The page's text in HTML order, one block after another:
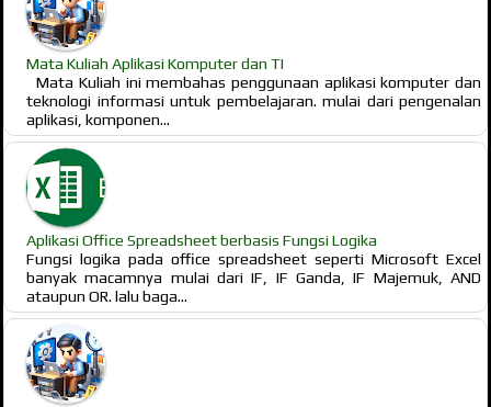
Mata Kuliah Aplikasi Komputer dan TI
Mata Kuliah ini membahas penggunaan aplikasi komputer dan
teknologi informasi untuk pembelajaran. mulai dari pengenalan
aplikasi, komponen...
Aplikasi Office Spreadsheet berbasis Fungsi Logika
Fungsi logika pada office spreadsheet seperti Microsoft Excel
banyak macamnya mulai dari IF, IF Ganda, IF Majemuk, AND
ataupun OR. lalu baga...